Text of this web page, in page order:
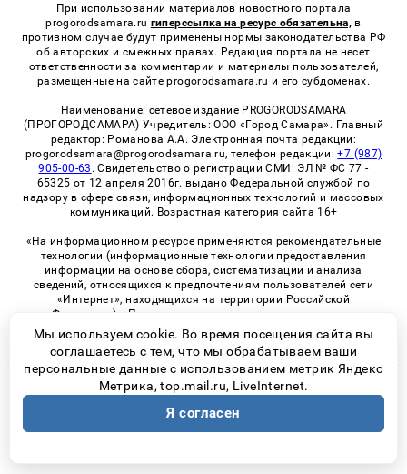
При использовании материалов новостного портала
progorodsamara.ru гиперссылка на ресурс обязательна, в
противном случае будут применены нормы законодательства РФ
об авторских и смежных правах. Редакция портала не несет
ответственности за комментарии и материалы пользователей,
размещенные на сайте progorodsamara.ru и его субдоменах.
Наименование: сетевое издание PROGORODSAMARA
(ПРОГОРОДСАМАРА) Учредитель: ООО «Город Самара». Главный
редактор: Романова А.А. Электронная почта редакции:
progorodsamara@progorodsamara.ru, телефон редакции:+7 (987)
905-00-63 . Свидетельство о регистрации СМИ: ЭЛ № ФС 77 -
65325 от 12 апреля 2016г. выдано Федеральной службой по
надзору в сфере связи, информационных технологий и массовых
коммуникаций. Возрастная категория сайта 16+
«На информационном ресурсе применяются рекомендательные
технологии (информационные технологии предоставления
информации на основе сбора, систематизации и анализа
сведений, относящихся к предпочтениям пользователей сети
«Интернет», находящихся на территории Российской
Федерации)». Правила применения рекомендательных
технологий в виджетах рекламно-обменной сети
«СМИ2» (PDF)
© 2026 «ProGorodSamara» | Все права защищены
Возрастная категория сайта 16+
Политика конфиденциальности
Мы используем cookie. Во время посещения сайта вы
соглашаетесь с тем, что мы обрабатываем ваши
персональные данные с использованием метрик Яндекс
Метрика, top.mail.ru, LiveInternet.
Я согласен